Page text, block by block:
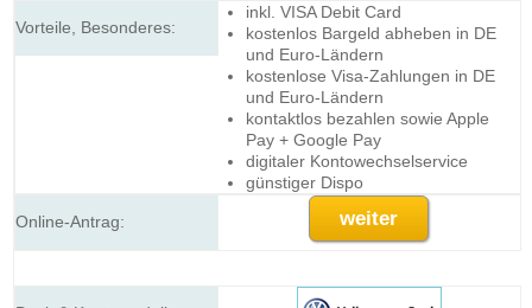
inkl. VISA Debit Card
kostenlos Bargeld abheben in DE
und Euro-Ländern
kostenlose Visa-Zahlungen in DE
und Euro-Ländern
kontaktlos bezahlen sowie Apple
Pay + Google Pay
digitaler Kontowechselservice
günstiger Dispo
weiter